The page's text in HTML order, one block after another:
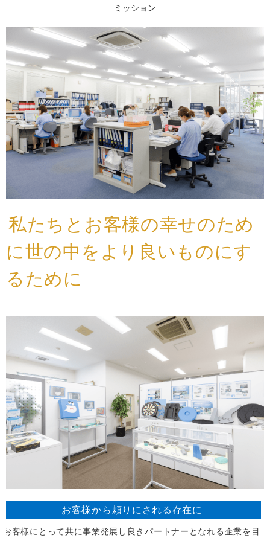
ミッション
私たちとお客様の幸せのため
に世の中をより良いものにす
るために
お客様から 頼りにされる存在に
お客様にとって共に事業発展し良きパートナーとなれる企業を目